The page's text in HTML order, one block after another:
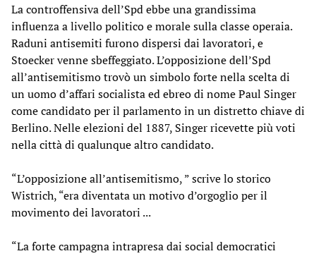
La controffensiva dell’Spd ebbe una grandissima
influenza a livello politico e morale sulla classe operaia.
Raduni antisemiti furono dispersi dai lavoratori, e
Stoecker venne sbeffeggiato. L’opposizione dell’Spd
all’antisemitismo trovò un simbolo forte nella scelta di
un uomo d’affari socialista ed ebreo di nome Paul Singer
come candidato per il parlamento in un distretto chiave di
Berlino. Nelle elezioni del 1887, Singer ricevette più voti
nella città di qualunque altro candidato.
“L’opposizione all’antisemitismo, ” scrive lo storico
Wistrich, “era diventata un motivo d’orgoglio per il
movimento dei lavoratori ...
“La forte campagna intrapresa dai social democratici